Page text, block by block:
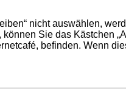
nicht auswählen,
Sie das Kästchen
befinden. Wenn